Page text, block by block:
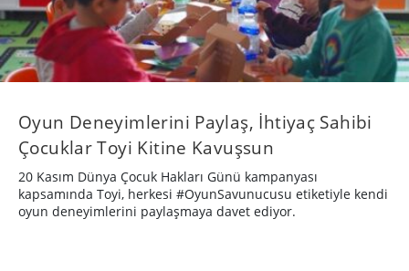
Oyun Deneyimlerini Paylaş, İhtiyaç Sahibi
Çocuklar Toyi Kitine Kavuşsun
20 Kasım Dünya Çocuk Hakları Günü kampanyası
kapsamında Toyi, herkesi #OyunSavunucusu etiketiyle kendi
oyun deneyimlerini paylaşmaya davet ediyor.